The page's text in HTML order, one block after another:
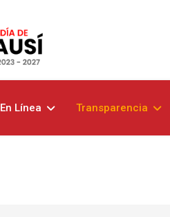
En Línea Transparencia